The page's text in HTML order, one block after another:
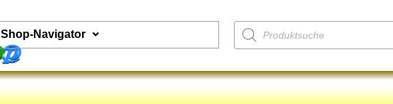
Shop-Navigator